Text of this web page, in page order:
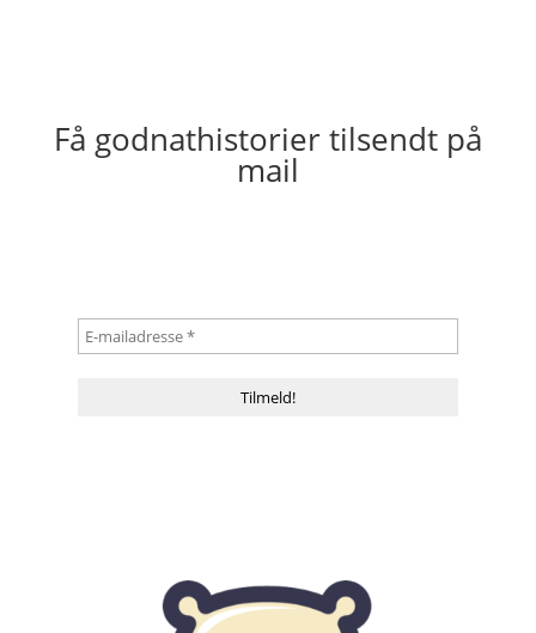
Få godnathistorier tilsendt på
mail